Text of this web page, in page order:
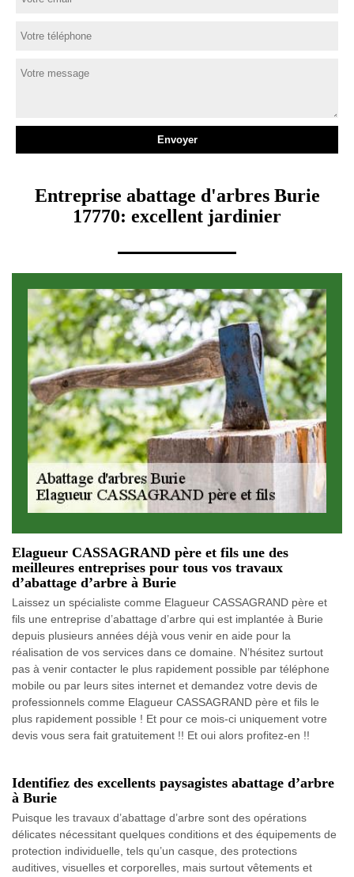
Entreprise abattage d'arbres Burie
17770: excellent jardinier
Elagueur CASSAGRAND père et fils une des
meilleures entreprises pour tous vos travaux
d’abattage d’arbre à Burie
Laissez un spécialiste comme Elagueur CASSAGRAND père et
fils une entreprise d’abattage d’arbre qui est implantée à Burie
depuis plusieurs années déjà vous venir en aide pour la
réalisation de vos services dans ce domaine. N’hésitez surtout
pas à venir contacter le plus rapidement possible par téléphone
mobile ou par leurs sites internet et demandez votre devis de
professionnels comme Elagueur CASSAGRAND père et fils le
plus rapidement possible ! Et pour ce mois-ci uniquement votre
devis vous sera fait gratuitement !! Et oui alors profitez-en !!
Identifiez des excellents paysagistes abattage d’arbre
à Burie
Puisque les travaux d’abattage d’arbre sont des opérations
délicates nécessitant quelques conditions et des équipements de
protection individuelle, tels qu’un casque, des protections
auditives, visuelles et corporelles, mais surtout vêtements et